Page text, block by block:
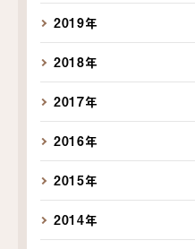
2019年
2018年
2017年
2016年
2015年
2014年